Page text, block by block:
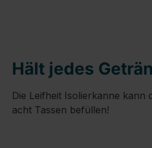
Hält jedes
Die Leifheit Isolierkanne kann
acht Tassen befüllen!